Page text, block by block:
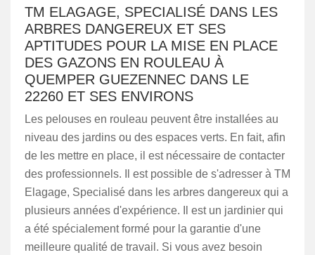
TM ELAGAGE, SPECIALISÉ DANS LES
ARBRES DANGEREUX ET SES
APTITUDES POUR LA MISE EN PLACE
DES GAZONS EN ROULEAU À
QUEMPER GUEZENNEC DANS LE
22260 ET SES ENVIRONS
Les pelouses en rouleau peuvent être installées au
niveau des jardins ou des espaces verts. En fait, afin
de les mettre en place, il est nécessaire de contacter
des professionnels. Il est possible de s'adresser à TM
Elagage, Specialisé dans les arbres dangereux qui a
plusieurs années d'expérience. Il est un jardinier qui
a été spécialement formé pour la garantie d'une
meilleure qualité de travail. Si vous avez besoin